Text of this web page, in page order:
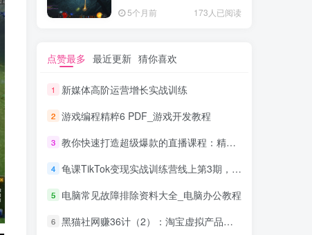
5个月前 173人已阅读
点赞最多 最近更新 猜你喜欢
1 新媒体高阶运营增长实战训练
2 游戏编程精粹6 PDF_游戏开发教程
3 教你快速打造超级爆款的直播课程：精炼干货的4S玩法（视频干货）
4 龟课TikTok变现实战训练营线上第3期，轻松月入10000+
5 电脑常见故障排除资料大全_电脑办公教程
6 黑猫社网赚36计（2）：淘宝虚拟产品赚钱项目